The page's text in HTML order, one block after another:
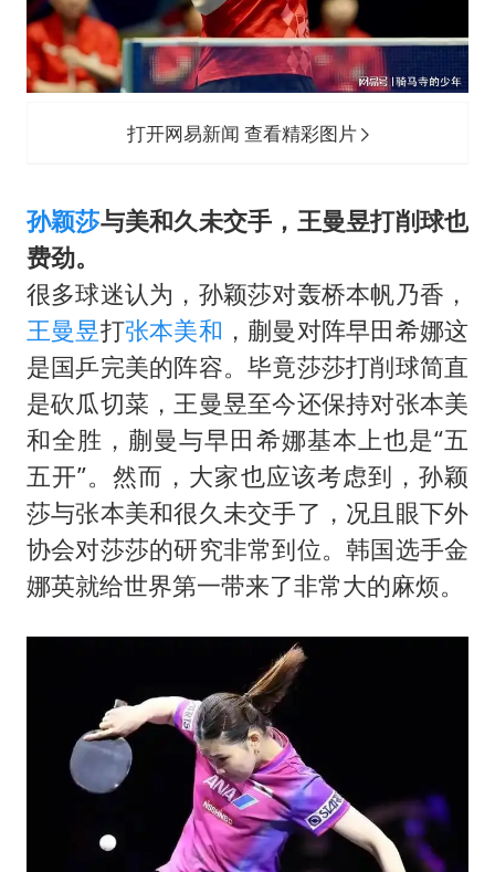
打开网易新闻 查看精彩图片
孙颖莎与美和久未交手， 王曼昱打削球也
费劲。
很多球迷认为，孙颖莎对轰桥本帆乃香，
王曼昱打张本美和 ，蒯曼对阵早田希娜这
是国乒完美的阵容。毕竟莎莎打削球简直
是砍瓜切菜，王曼昱至今还保持对张本美
和全胜，蒯曼与早田希娜基本上也是“五
五开”。然而，大家也应该考虑到，孙颖
莎与张本美和很久未交手了，况且眼下外
协会对莎莎的研究非常到位。韩国选手金
娜英就给世界第一带来了非常大的麻烦。